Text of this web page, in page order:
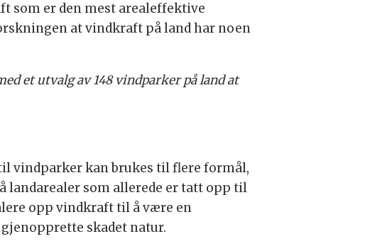
som er den mest arealeffektive
at vindkraft på land har noen
et utvalg av 148 vindparker på land at
vindparker kan brukes til flere formål,
landarealer som allerede er tatt opp til
opp vindkraft til å være en
skadet natur.